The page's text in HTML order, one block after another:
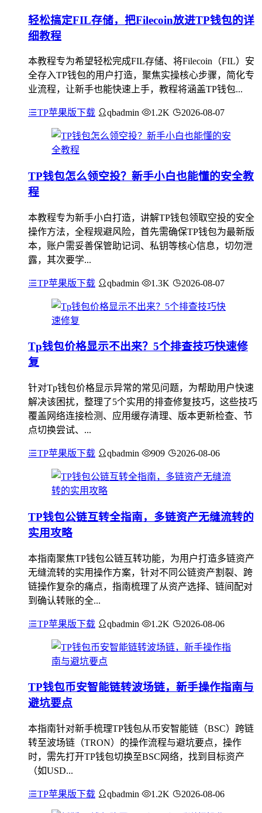
轻松搞定FIL存储，把Filecoin放进TP钱包的详
细教程
本教程专为希望轻松完成FIL存储、将Filecoin（FIL）安
全存入TP钱包的用户打造，聚焦实操核心步骤，简化专
业流程，让新手也能快速上手，教程将涵盖TP钱包...
TP苹果版下载 qbadmin 1.2K 2026-08-07
TP钱包怎么领空投？新手小白也能懂的安全教
程
本教程专为新手小白打造，讲解TP钱包领取空投的安全
操作方法，全程规避风险，首先需确保TP钱包为最新版
本，账户需妥善保管助记词、私钥等核心信息，切勿泄
露，其次要学...
TP苹果版下载 qbadmin 1.3K 2026-08-07
Tp钱包价格显示不出来？5个排查技巧快速修
复
针对Tp钱包价格显示异常的常见问题，为帮助用户快速
解决该困扰，整理了5个实用的排查修复技巧，这些技巧
覆盖网络连接检测、应用缓存清理、版本更新检查、节
点切换尝试、...
TP苹果版下载 qbadmin 909 2026-08-06
TP钱包公链互转全指南，多链资产无缝流转的
实用攻略
本指南聚焦TP钱包公链互转功能，为用户打造多链资产
无缝流转的实用操作方案，针对不同公链资产割裂、跨
链操作复杂的痛点，指南梳理了从资产选择、链间配对
到确认转账的全...
TP苹果版下载 qbadmin 1.2K 2026-08-06
TP钱包币安智能链转波场链，新手操作指南与
避坑要点
本指南针对新手梳理TP钱包从币安智能链（BSC）跨链
转至波场链（TRON）的操作流程与避坑要点，操作
时，需先打开TP钱包切换至BSC网络，找到目标资产
（如USD...
TP苹果版下载 qbadmin 1.2K 2026-08-06